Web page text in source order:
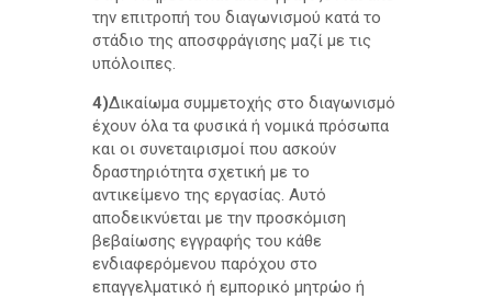
την επιτροπή του διαγωνισμού κατά το
στάδιο της αποσφράγισης μαζί με τις
υπόλοιπες.
4)Δικαίωμα συμμετοχής στο διαγωνισμό
έχουν όλα τα φυσικά ή νομικά πρόσωπα
και οι συνεταιρισμοί που ασκούν
δραστηριότητα σχετική με το
αντικείμενο της εργασίας. Αυτό
αποδεικνύεται με την προσκόμιση
βεβαίωσης εγγραφής του κάθε
ενδιαφερόμενου παρόχου στο
επαγγελματικό ή εμπορικό μητρώο ή